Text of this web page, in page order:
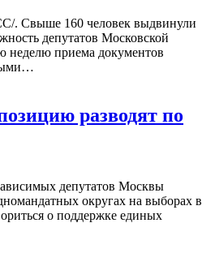
Свыше 160 человек выдвинули
депутатов Московской
неделю приема документов
разводят по
депутатов Москвы
округах на выборах в
о поддержке единых